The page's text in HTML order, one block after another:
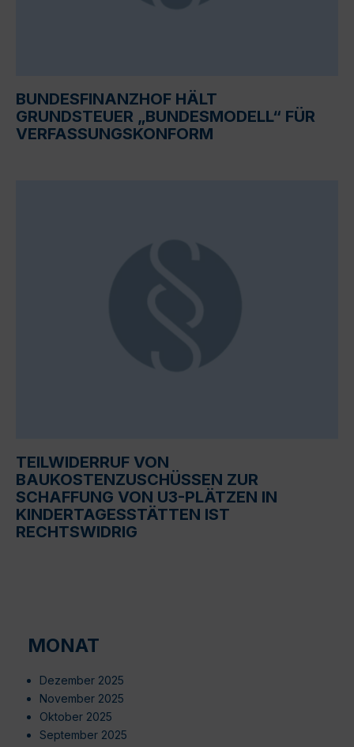
BUNDESFINANZHOF HÄLT
GRUNDSTEUER „BUNDESMODELL“ FÜR
VERFASSUNGSKONFORM
TEILWIDERRUF VON
BAUKOSTENZUSCHÜSSEN ZUR
SCHAFFUNG VON U3-PLÄTZEN IN
KINDERTAGESSTÄTTEN IST
RECHTSWIDRIG
MONAT
Dezember 2025
November 2025
Oktober 2025
September 2025